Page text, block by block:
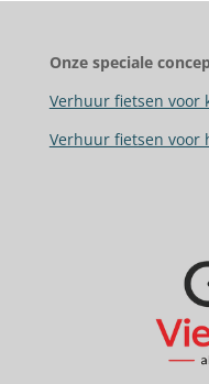
Onze speciale
Verhuur fietsen voor
Verhuur fietsen voor